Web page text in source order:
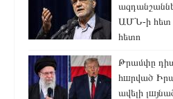
ԱՄՆ-ի հետ
հետո
Թրամփը
հшրված
ավելի